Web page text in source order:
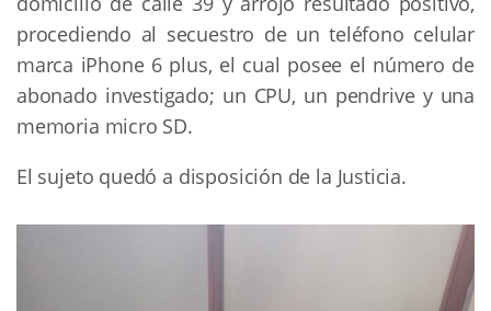
procediendo al secuestro de un teléfono celular
marca iPhone 6 plus, el cual posee el número de
abonado investigado; un CPU, un pendrive y una
memoria micro SD.
El sujeto quedó a disposición de la Justicia.